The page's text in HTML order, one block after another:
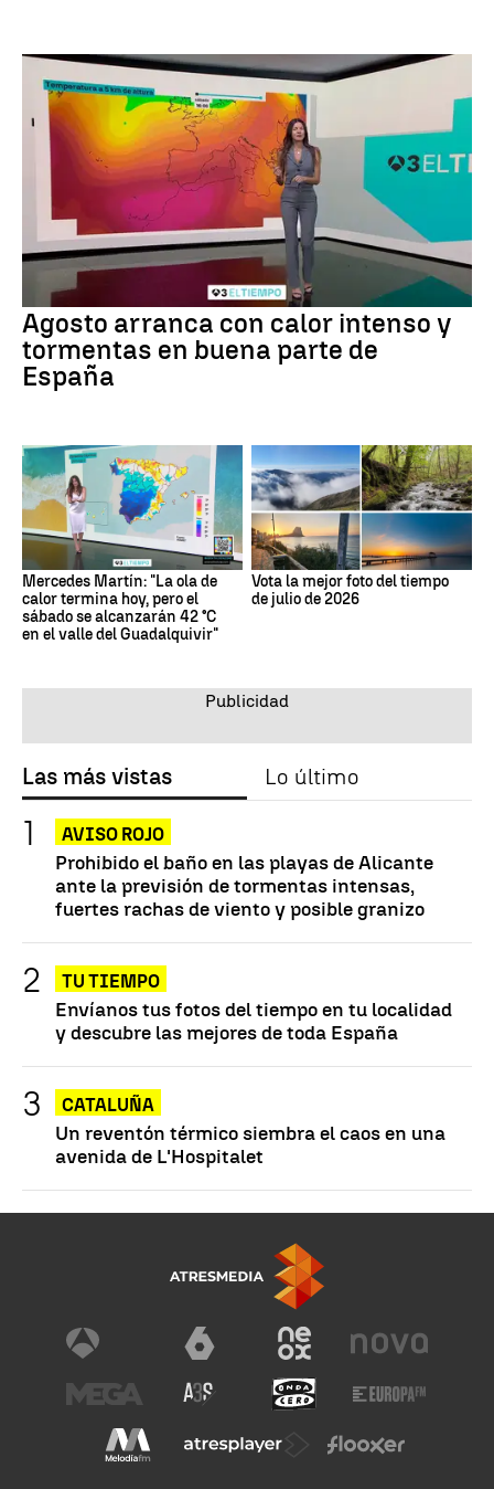
Agosto arranca con calor intenso y
tormentas en buena parte de
España
Mercedes Martín: "La ola de
calor termina hoy, pero el
sábado se alcanzarán 42 °C
en el valle del Guadalquivir"
Vota la mejor foto del tiempo
de julio de 2026
Las más vistas Lo último
AVISO ROJO
Prohibido el baño en las playas de Alicante
ante la previsión de tormentas intensas,
fuertes rachas de viento y posible granizo
TU TIEMPO
Envíanos tus fotos del tiempo en tu localidad
y descubre las mejores de toda España
CATALUÑA
Un reventón térmico siembra el caos en una
avenida de L'Hospitalet